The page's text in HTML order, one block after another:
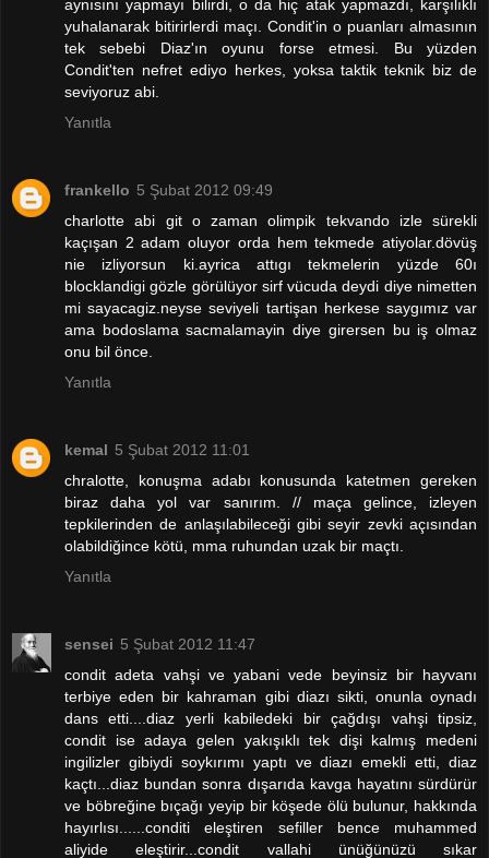
aynısını yapmayı bilirdi, o da hiç atak yapmazdı, karşılıklı
yuhalanarak bitirirlerdi maçı. Condit'in o puanları almasının
tek sebebi Diaz'ın oyunu forse etmesi. Bu yüzden
Condit'ten nefret ediyo herkes, yoksa taktik teknik biz de
seviyoruz abi.
Yanıtla
frankello 5 Şubat 2012 09:49
charlotte abi git o zaman olimpik tekvando izle sürekli
kaçışan 2 adam oluyor orda hem tekmede atiyolar.dövüş
nie izliyorsun ki.ayrica attıgı tekmelerin yüzde 60ı
blocklandigi gözle görülüyor sirf vücuda deydi diye nimetten
mi sayacagiz.neyse seviyeli tartişan herkese saygımız var
ama bodoslama sacmalamayin diye girersen bu iş olmaz
onu bil önce.
Yanıtla
kemal 5 Şubat 2012 11:01
chralotte, konuşma adabı konusunda katetmen gereken
biraz daha yol var sanırım. // maça gelince, izleyen
tepkilerinden de anlaşılabileceği gibi seyir zevki açısından
olabildiğince kötü, mma ruhundan uzak bir maçtı.
Yanıtla
sensei 5 Şubat 2012 11:47
condit adeta vahşi ve yabani vede beyinsiz bir hayvanı
terbiye eden bir kahraman gibi diazı sikti, onunla oynadı
dans etti....diaz yerli kabiledeki bir çağdışı vahşi tipsiz,
condit ise adaya gelen yakışıklı tek dişi kalmış medeni
ingilizler gibiydi soykırımı yaptı ve diazı emekli etti, diaz
kaçtı...diaz bundan sonra dışarıda kavga hayatını sürdürür
ve böbreğine bıçağı yeyip bir köşede ölü bulunur, hakkında
hayırlısı......conditi eleştiren sefiller bence muhammed
aliyide eleştirir...condit vallahi ünüğünüzü sıkar